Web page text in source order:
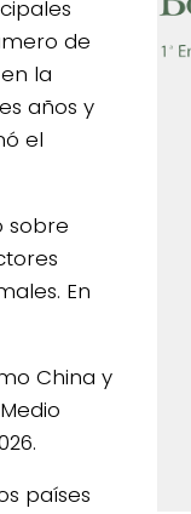
de
la
años y
el
sobre
En
China y
países